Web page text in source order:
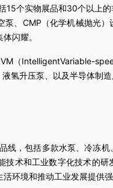
15个实物展品和30个以上
、CMP（化学机械抛光
闪耀。
（IntelligentVariable-
氢升压泵、以及半导体制
线，包括多款水泵、冷冻
技术和工业数字化技术的
环境和推动工业发展提供